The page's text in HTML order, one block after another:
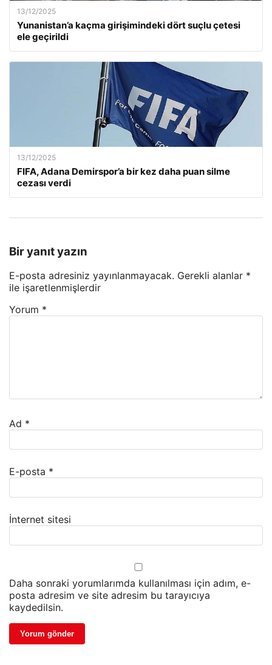
13/12/2025
Yunanistan’a kaçma girişimindeki dört suçlu çetesi
ele geçirildi
13/12/2025
FIFA, Adana Demirspor’a bir kez daha puan silme
cezası verdi
Bir yanıt yazın
E-posta adresiniz yayınlanmayacak. Gerekli alanlar *
ile işaretlenmişlerdir
Yorum *
Ad *
E-posta *
İnternet sitesi
Daha sonraki yorumlarımda kullanılması için adım, e-
posta adresim ve site adresim bu tarayıcıya
kaydedilsin.